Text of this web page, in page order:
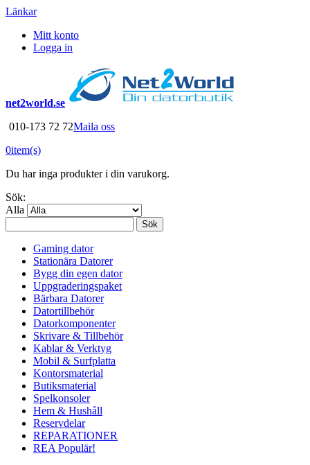
Länkar
Mitt konto
Logga in
net2world.se
010-173 72 72Maila oss
0item(s)
Du har inga produkter i din varukorg.
Sök:
Alla
Sök
Gaming dator
Stationära Datorer
Bygg din egen dator
Uppgraderingspaket
Bärbara Datorer
Datortillbehör
Datorkomponenter
Skrivare & Tillbehör
Kablar & Verktyg
Mobil & Surfplatta
Kontorsmaterial
Butiksmaterial
Spelkonsoler
Hem & Hushåll
Reservdelar
REPARATIONER
REA Populär!